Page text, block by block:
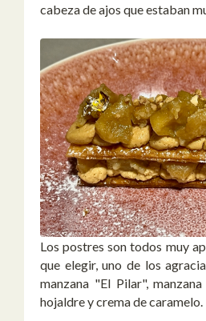
cabeza de ajos que estaban
Los postres son todos muy
que elegir, uno de los
manzana "El Pilar",
hojaldre y crema de